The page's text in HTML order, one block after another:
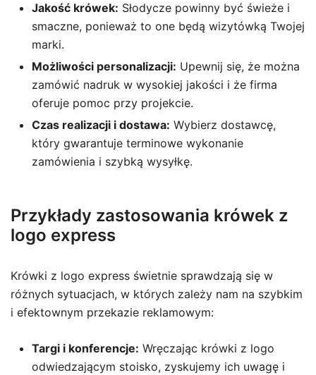
Jakość krówek: Słodycze powinny być świeże i
smaczne, ponieważ to one będą wizytówką Twojej
marki.
Możliwości personalizacji: Upewnij się, że można
zamówić nadruk w wysokiej jakości i że firma
oferuje pomoc przy projekcie.
Czas realizacji i dostawa: Wybierz dostawcę,
który gwarantuje terminowe wykonanie
zamówienia i szybką wysyłkę.
Przykłady zastosowania krówek z
logo express
Krówki z logo express świetnie sprawdzają się w
różnych sytuacjach, w których zależy nam na szybkim
i efektownym przekazie reklamowym:
Targi i konferencje: Wręczając krówki z logo
odwiedzającym stoisko, zyskujemy ich uwagę i